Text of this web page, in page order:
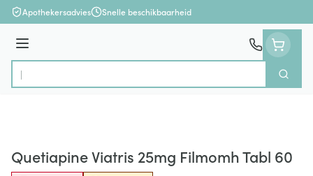
Ga naar de inhoud
Apothekersadvies Snelle beschikbaarheid
Menu
Product, merk, categorie...
Zoek
Quetiapine Viatris 25mg Filmomh Tabl 60